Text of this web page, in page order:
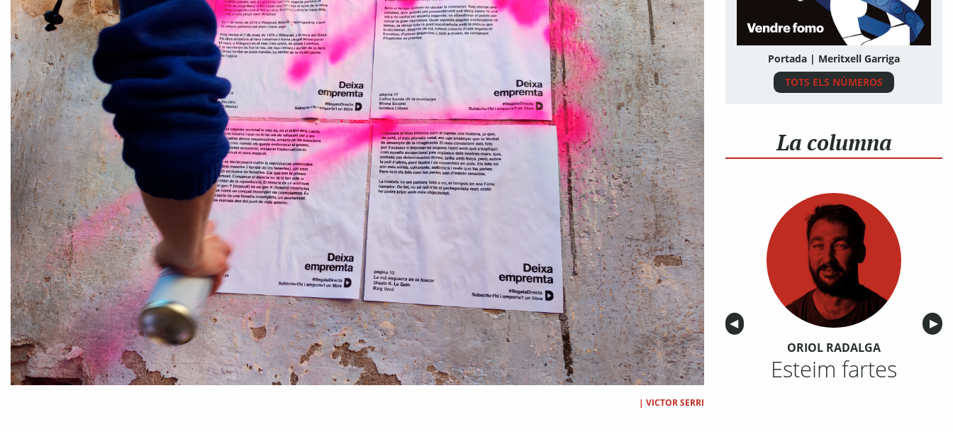
| VICTOR SERRI
Portada | Meritxell Garriga
TOTS ELS NÚMEROS
La columna
Anterior
◀︎ ▶︎
ORIOL RADALGA
Esteim fartes